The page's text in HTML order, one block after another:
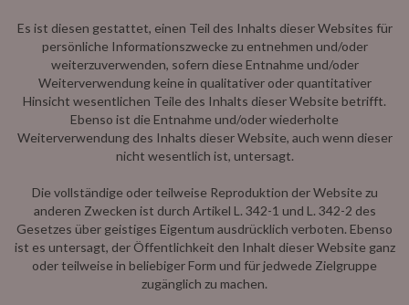
Es ist diesen gestattet, einen Teil des Inhalts dieser Websites für
persönliche Informationszwecke zu entnehmen und/oder
weiterzuverwenden, sofern diese Entnahme und/oder
Weiterverwendung keine in qualitativer oder quantitativer
Hinsicht wesentlichen Teile des Inhalts dieser Website betrifft.
Ebenso ist die Entnahme und/oder wiederholte
Weiterverwendung des Inhalts dieser Website, auch wenn dieser
nicht wesentlich ist, untersagt.
Die vollständige oder teilweise Reproduktion der Website zu
anderen Zwecken ist durch Artikel L. 342-1 und L. 342-2 des
Gesetzes über geistiges Eigentum ausdrücklich verboten. Ebenso
ist es untersagt, der Öffentlichkeit den Inhalt dieser Website ganz
oder teilweise in beliebiger Form und für jedwede Zielgruppe
zugänglich zu machen.